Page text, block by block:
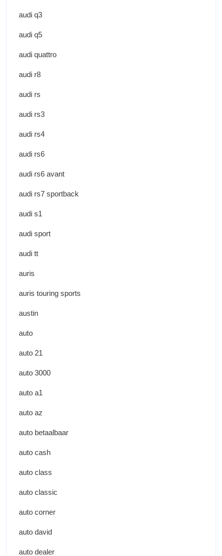
audi q3
audi q5
audi quattro
audi r8
audi rs
audi rs3
audi rs4
audi rs6
audi rs6 avant
audi rs7 sportback
audi s1
audi sport
audi tt
auris
auris touring sports
austin
auto
auto 21
auto 3000
auto a1
auto az
auto betaalbaar
auto cash
auto class
auto classic
auto corner
auto david
auto dealer